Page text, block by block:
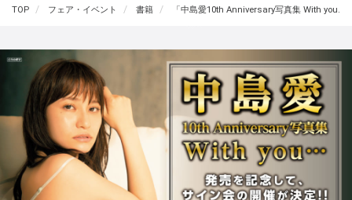
TOP フェア・イベント 書籍 「中島愛10th Anniversary写真集 With you…